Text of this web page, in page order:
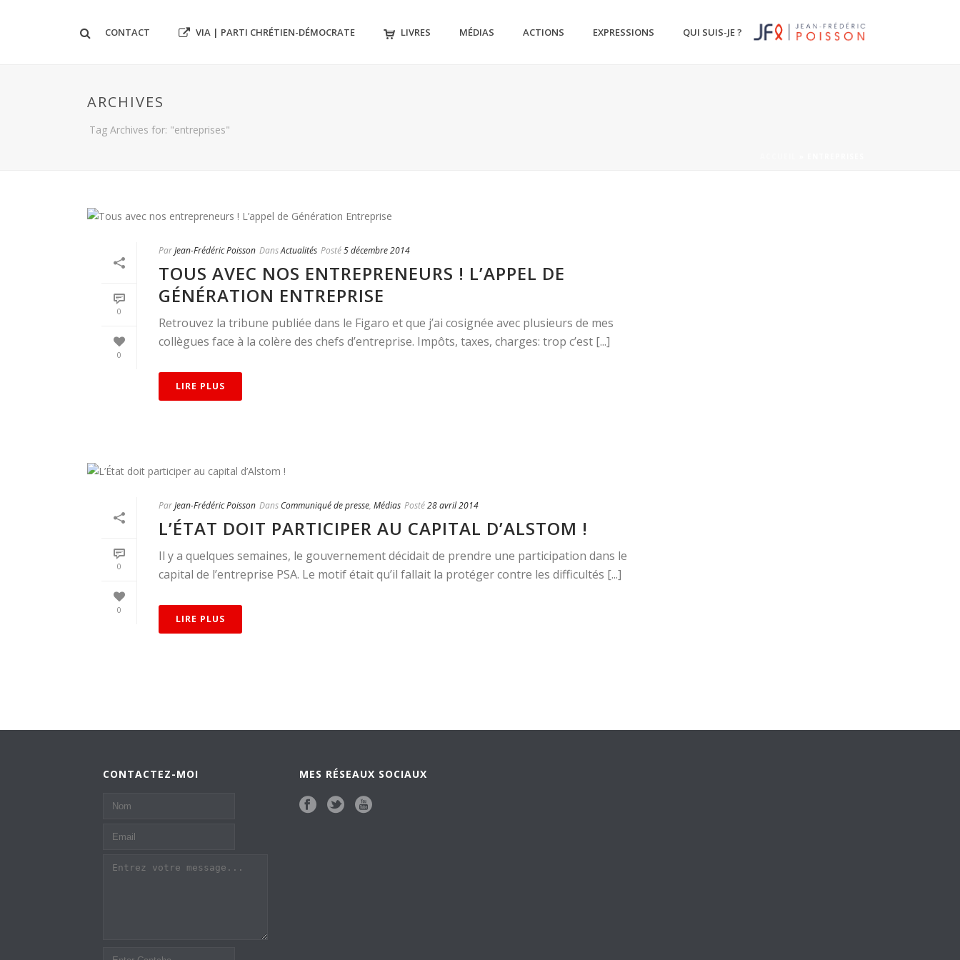
QUI SUIS-JE ?
EXPRESSIONS
ACTIONS
MÉDIAS
LIVRES
VIA | PARTI CHRÉTIEN-DÉMOCRATE
CONTACT
ARCHIVES
Tag Archives for: "entreprises"
0
0
ParJean-Frédéric Poisson DansActualités Posté5 décembre 2014
TOUS AVEC NOS ENTREPRENEURS ! L’APPEL DE
GÉNÉRATION ENTREPRISE
Retrouvez la tribune publiée dans le Figaro et que j’ai cosignée avec plusieurs de mes
collègues face à la colère des chefs d’entreprise. Impôts, taxes, charges: trop c’est [...]
LIRE PLUS
0
0
ParJean-Frédéric Poisson Dans Communiqué de presse, Médias Posté28 avril 2014
L’ÉTAT DOIT PARTICIPER AU CAPITAL D’ALSTOM !
Il y a quelques semaines, le gouvernement décidait de prendre une participation dans le
capital de l’entreprise PSA. Le motif était qu’il fallait la protéger contre les difficultés [...]
LIRE PLUS
CONTACTEZ-MOI MES RÉSEAUX SOCIAUX